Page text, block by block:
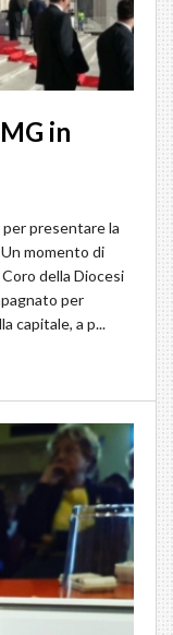
in
per presentare la
momento di
della Diocesi
per
capitale, a p...